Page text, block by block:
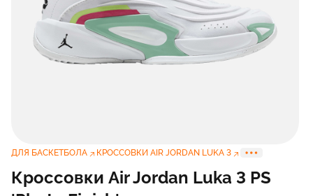
ДЛЯ БАСКЕТБОЛА КРОССОВКИ AIR JORDAN LUKA 3
Кроссовки Air Jordan Luka 3 PS